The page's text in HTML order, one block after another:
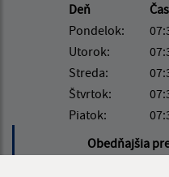
Deň
Pondelok:
Utorok:
Streda:
Štvrtok:
Piatok:
Obedňajšia